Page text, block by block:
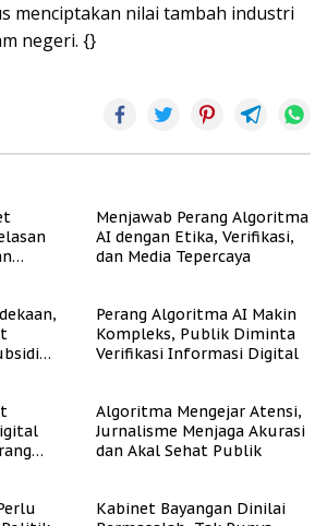
menciptakan nilai tambah industri
negeri. {}
Menjawab Perang Algoritma
AI dengan Etika, Verifikasi,
dan Media Tepercaya
Perang Algoritma AI Makin
Kompleks, Publik Diminta
Verifikasi Informasi Digital
Algoritma Mengejar Atensi,
Jurnalisme Menjaga Akurasi
dan Akal Sehat Publik
Kabinet Bayangan Dinilai